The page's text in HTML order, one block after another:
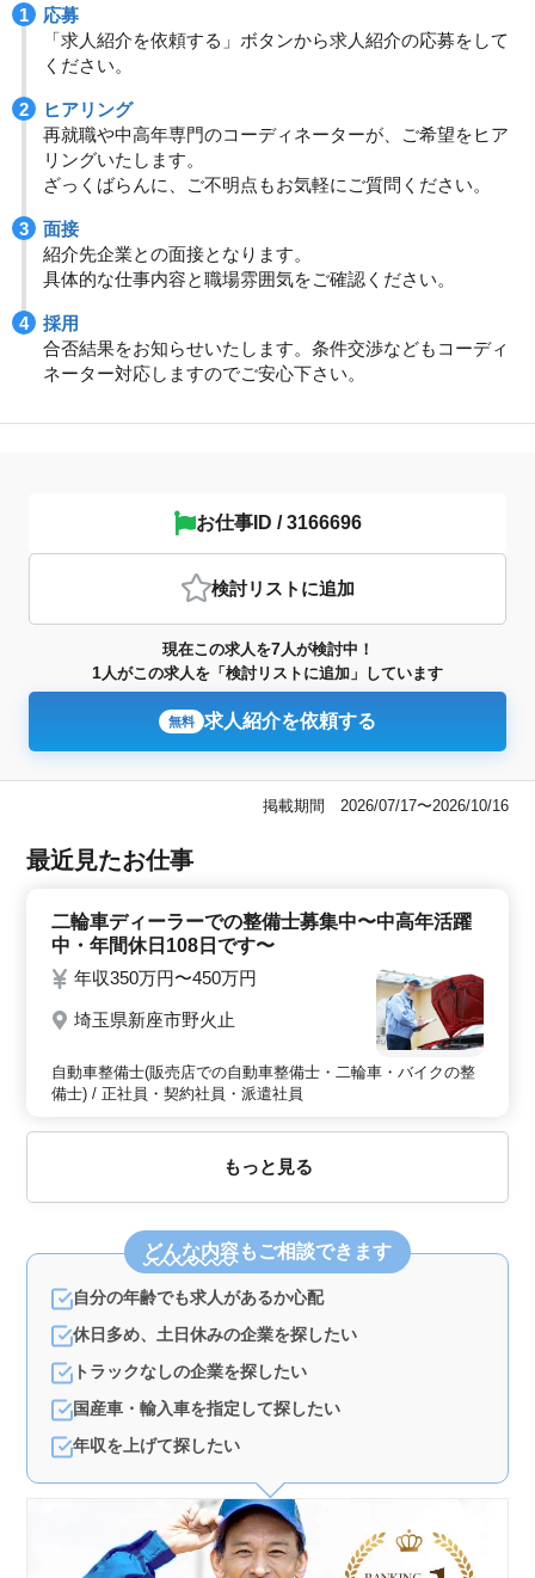
応募
「求人紹介を依頼する」ボタンから求人紹介の応募をして
ください。
ヒアリング
再就職や中高年専門のコーディネーターが、ご希望をヒア
リングいたします。
ざっくばらんに、ご不明点もお気軽にご質問ください。
面接
紹介先企業との面接となります。
具体的な仕事内容と職場雰囲気をご確認ください。
採用
合否結果をお知らせいたします。条件交渉などもコーディ
ネーター対応しますのでご安心下さい。
お仕事ID / 3166696
検討リスト に追加
現在この求人を7人が検討中！
1人がこの求人を「検討リストに追加」しています
無料 求人紹介を依頼する
掲載期間 2026/07/17〜2026/10/16
最近見たお仕事
二輪車ディーラーでの整備士募集中〜中高年活躍
中・年間休日108日です〜
年収350万円〜450万円
埼玉県新座市野火止
自動車整備士(販売店での自動車整備士・二輪車・バイクの整
備士) / 正社員・契約社員・派遣社員
もっと見る
どんな内容もご相談できます
自分の年齢でも求人があるか心配
休日多め、土日休みの企業を探したい
トラックなしの企業を探したい
国産車・輸入車を指定して探したい
年収を上げて探したい